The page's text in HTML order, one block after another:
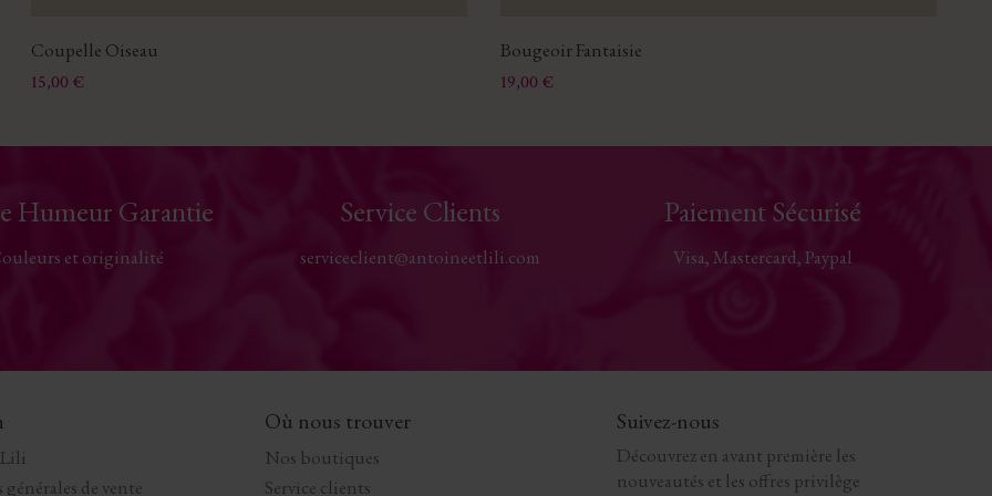
Coupelle Oiseau
Prix
15,00 €
Bougeoir Fantaisie
Prix
19,00 €
Humeur Garantie
et originalité
Service Clients
serviceclient@antoineetlili.com
Paiement Sécurisé
Visa, Mastercard, Paypal
de vente
Où nous trouver
Nos boutiques
Service clients
Suivez-nous
Découvrez en avant première les
nouveautés et les offres privilège